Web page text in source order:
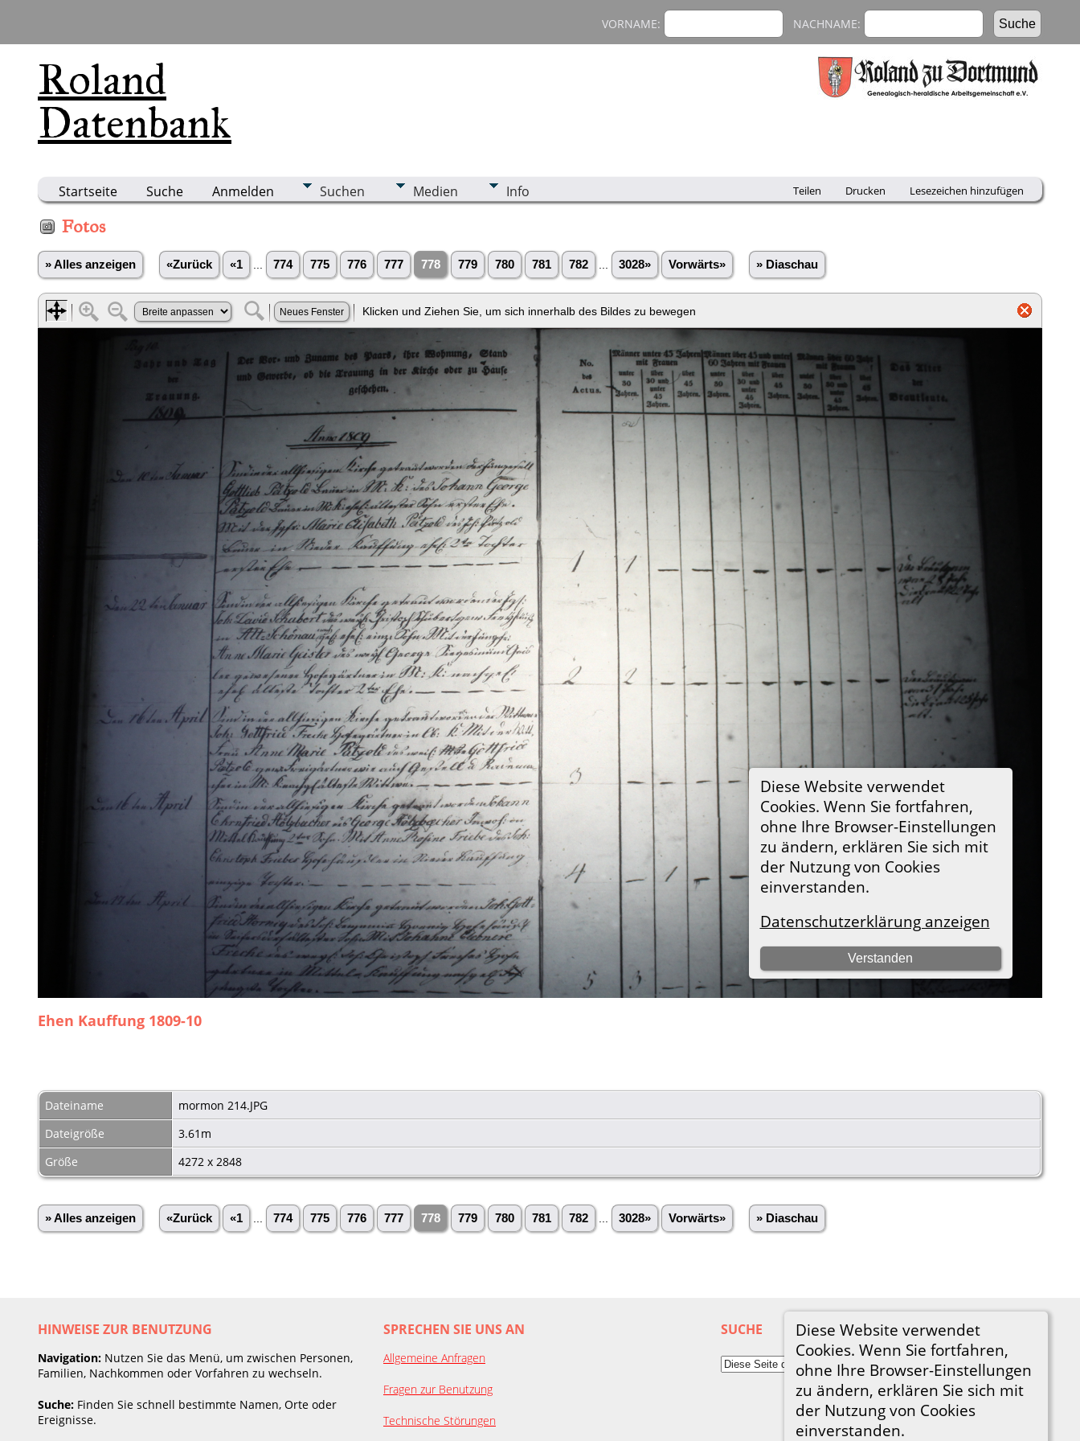
Roland
Datenbank
VORNAME: NACHNAME:
Startseite Suche Anmelden Suchen Medien Info Teilen Drucken Lesezeichen hinzufügen
Diese Website verwendet
Cookies. Wenn Sie fortfahren,
ohne Ihre Browser-Einstellungen
zu ändern, erklären Sie sich mit
der Nutzung von Cookies
einverstanden.
Fotos
» Alles anzeigen «Zurück «1 774 775 776 777 778 779 780 781 782 3028» Vorwärts» » Diaschau
Ehen Kauffung 1809-10
Dateiname
mormon 214.JPG
Dateigröße
3.61m
Größe
4272 x 2848
» Alles anzeigen «Zurück «1 774 775 776 777 778 779 780 781 782 3028» Vorwärts» » Diaschau
HINWEISE ZUR BENUTZUNG
Navigation: Nutzen Sie das Menü, um zwischen Personen,
Familien, Nachkommen oder Vorfahren zu wechseln.
Suche: Finden Sie schnell bestimmte Namen, Orte oder
Ereignisse.
SPRECHEN SIE UNS AN
Allgemeine Anfragen
Fragen zur Benutzung
Technische Störungen
SUCHE